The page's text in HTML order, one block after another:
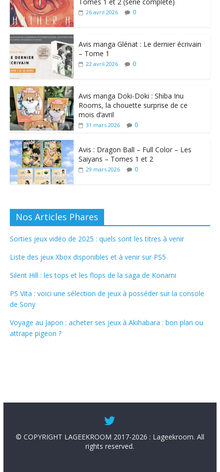
26 avril 2026 0
Avis manga Glénat : Le dernier écrivain
– Tome 1
22 avril 2026 0
Avis manga Doki-Doki : Shiba Inu
Rooms, la chouette surprise de ce
mois d’avril
31 mars 2026 0
Avis : Dragon Ball – Full Color – Les
Saiyans – Tomes 1 et 2
29 mars 2026 0
Nos Articles Phares
Sorties jeux vidéo de 2025 : quels sont les titres à venir
Liste des jeux Xbox disponibles et à venir sur PS5
Silent Hill : les tops et les flops de la saga de Konami
PS Vita : voici une sélection de jeux à posséder sur la console
de Sony
Voyage au Japon : acheter ses jeux à Akihabara : bon plan ou
attrape pigeon ?
© COPYRIGHT LAGEEKROOM 2017-2026 : Lageekroom. All
rights reserved.